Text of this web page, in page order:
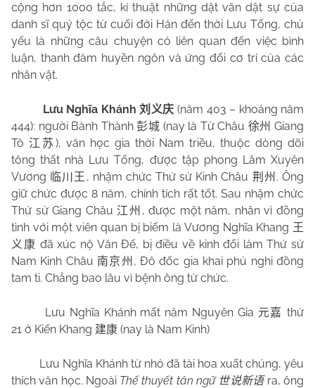
cộng hơn 1000 tắc, kí thuật những dật văn dật sự của
danh sĩ quý tộc từ cuối đời Hán đến thời Lưu Tống, chủ
yếu là những câu chuyện có liên quan đến việc bình
luận, thanh đàm huyền ngôn và ứng đối cơ trí của các
nhân vật.
Lưu Nghĩa Khánh刘义庆 (năm 403 – khoảng năm
444): người Bành Thành 彭城 (nay là Từ Châu 徐州 Giang
Tô 江苏 ), văn học gia thời Nam triều, thuộc dòng dõi
tông thất nhà Lưu Tống, được tập phong Lâm Xuyên
Vương
临川王 , nhậm chức Thứ sử Kinh Châu 荆州 . Ông
giữ chức được 8 năm, chính tích rất tốt. Sau nhậm chức
Thứ sử Giang Châu 江州 , được một năm, nhân vì đồng
tình với một viên quan bị biếm là Vương Nghĩa Khang 王
义康 đã xúc nộ Văn Đế, bị điều về kinh đổi làm Thứ sử
Nam Kinh Châu 南京州 , Đô đốc gia khai phủ nghi đồng
tam ti. Chẳng bao lâu vì bệnh ông từ chức.
Lưu Nghĩa Khánh mất năm Nguyên Gia 元嘉 thứ
21 ở Kiến Khang 建康 (nay là Nam Kinh)
Lưu Nghĩa Khánh từ nhỏ đã tài hoa xuất chúng, yêu
thích văn học. Ngoài Thế thuyết tân ngữ 世说新语ra, ông